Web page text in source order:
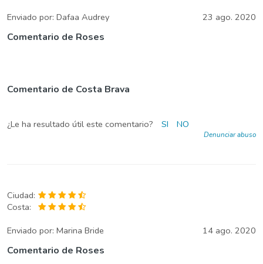
Enviado por: Dafaa Audrey 23 ago. 2020
Comentario de Roses
Comentario de Costa Brava
¿Le ha resultado útil este comentario? SI NO
Denunciar abuso
Ciudad:
Costa:
Enviado por: Marina Bride 14 ago. 2020
Comentario de Roses